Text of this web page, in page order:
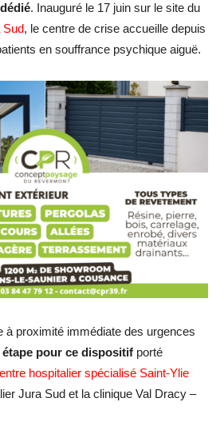
. Inauguré le 17 juin sur le site du
Sud, le centre de crise accueille depuis
en souffrance psychique aiguë.
à proximité immédiate des urgences
pour ce dispositif porté
hospitalier spécialisé Saint-Ylie
Jura Sud et la clinique Val Dracy –